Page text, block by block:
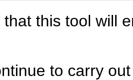
that this tool will
to carry